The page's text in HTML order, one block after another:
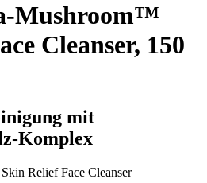
Mushroom™
Cleanser, 150
mit
Komplex
Relief Face Cleanser